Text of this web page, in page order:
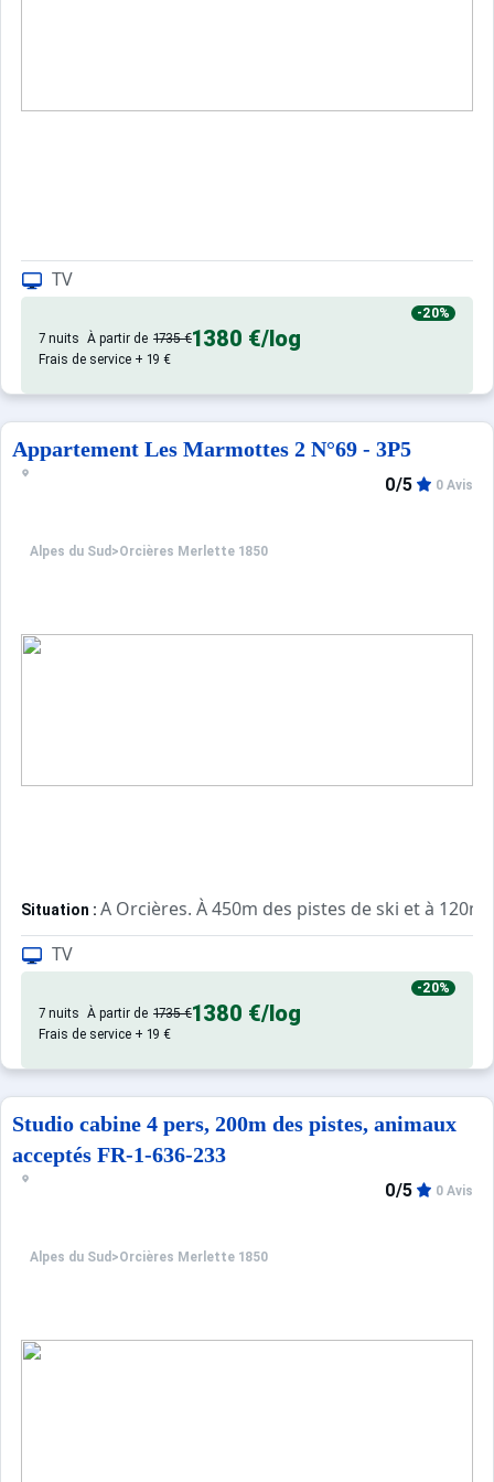
- kit draps/ taies (lit double 2 draps + 2 taies): 14 €
Ce logement est diffusé par un professionnel. Sauf
Seuls les équipements mentionnés spécifiquement
Appartement de particulier
TV
-20%
7 nuits À partir de 1735 €1380 €/log
Frais de service + 19 €
Appartement Les Marmottes 2 N°69 - 3P5
Alpes du Sud >Orcières Merlette 1850
0/5 0 Avis
Situation : A Orcières. À 450m des pistes de ski et à
Appartement :De grand confort et bien équipé. Avec
TV
-20%
7 nuits À partir de 1735 €1380 €/log
Frais de service + 19 €
Studio cabine 4 pers, 200m des pistes, animaux
acceptés FR-1-636-233
Alpes du Sud >Orcières Merlette 1850
0/5 0 Avis